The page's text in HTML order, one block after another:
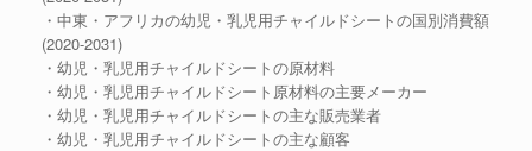
・中東・アフリカの幼児・乳児用チャイルドシートの国別消費額
(2020-2031)
・幼児・乳児用チャイルドシートの原材料
・幼児・乳児用チャイルドシート原材料の主要メーカー
・幼児・乳児用チャイルドシートの主な販売業者
・幼児・乳児用チャイルドシートの主な顧客